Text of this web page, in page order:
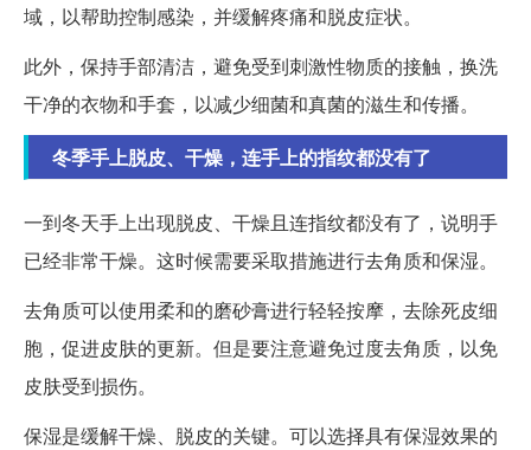
域，以帮助控制感染，并缓解疼痛和脱皮症状。
此外，保持手部清洁，避免受到刺激性物质的接触，换洗
干净的衣物和手套，以减少细菌和真菌的滋生和传播。
冬季手上脱皮、干燥，连手上的指纹都没有了
一到冬天手上出现脱皮、干燥且连指纹都没有了，说明手
已经非常干燥。这时候需要采取措施进行去角质和保湿。
去角质可以使用柔和的磨砂膏进行轻轻按摩，去除死皮细
胞，促进皮肤的更新。但是要注意避免过度去角质，以免
皮肤受到损伤。
保湿是缓解干燥、脱皮的关键。可以选择具有保湿效果的